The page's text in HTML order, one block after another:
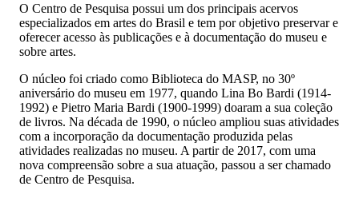
O Centro de Pesquisa possui um dos principais acervos
especializados em artes do Brasil e tem por objetivo preservar e
oferecer acesso às publicações e à documentação do museu e
sobre artes.
O núcleo foi criado como Biblioteca do MASP, no 30º
aniversário do museu em 1977, quando Lina Bo Bardi (1914-
1992) e Pietro Maria Bardi (1900-1999) doaram a sua coleção
de livros. Na década de 1990, o núcleo ampliou suas atividades
com a incorporação da documentação produzida pelas
atividades realizadas no museu. A partir de 2017, com uma
nova compreensão sobre a sua atuação, passou a ser chamado
de Centro de Pesquisa.